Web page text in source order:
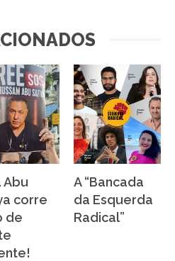
Abu
corre
de
A “Bancada
da Esquerda
Radical”